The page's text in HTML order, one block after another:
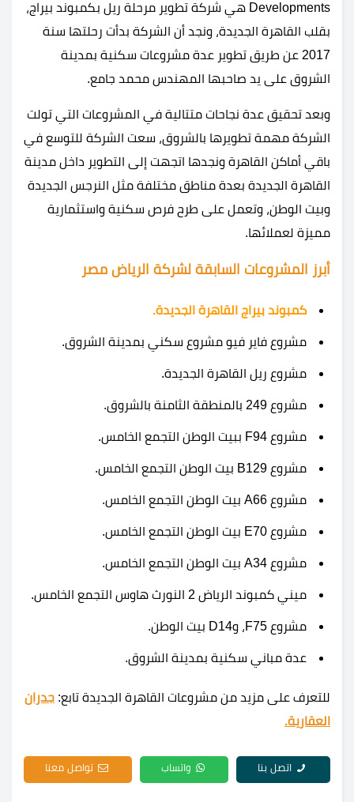
Developments هي شركة تطوير مرحلة ريل بكمبوند بيراج،
بقلب القاهرة الجديدة، ونجد أن الشركة بدأت رحلتها سنة
2017 عن طريق تطوير عدة مشروعات سكنية بمدينة
الشروق على يد صاحبها المهندس محمد جامع.
وبعد تحقيق عدة نجاحات متتالية في المشروعات التي تولت
الشركة مهمة تطويرها بالشروق، سعت الشركة للتوسع في
باقي أماكن القاهرة ونجدها اتجهت إلى التطوير داخل مدينة
القاهرة الجديدة بعدة مناطق مختلفة مثل النرجس الجديدة
وبيت الوطن، وتعمل على طرح فرص سكنية واستثمارية
مميزة لعملائها.
أبرز المشروعات السابقة لشركة الرياض مصر
كمبوند بيراج القاهرة الجديدة.
مشروع فاير فيو مشروع سكني بمدينة الشروق.
مشروع ريل القاهرة الجديدة.
مشروع 249 بالمنطقة الثامنة بالشروق.
مشروع F94 ببيت الوطن التجمع الخامس.
مشروع B129 بيت الوطن التجمع الخامس.
مشروع A66 بيت الوطن التجمع الخامس.
مشروع E70 بيت الوطن التجمع الخامس.
مشروع A34 بيت الوطن التجمع الخامس.
ميني كمبوند الرياض 2 النورث هاوس التجمع الخامس.
مشروع F75، وD14 بيت الوطن.
عدة مباني سكنية بمدينة الشروق.
للتعرف على مزيد من مشروعات القاهرة الجديدة تابع: جدران
العقارية.
اتصل بنا واتساب تواصل معنا